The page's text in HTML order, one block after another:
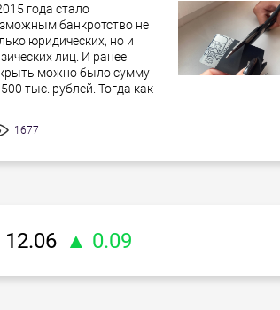
года стало
банкротство не
юридических, но и
лиц. И ранее
можно было сумму
тыс. рублей. Тогда как
1677
12.06 ▲ 0.09